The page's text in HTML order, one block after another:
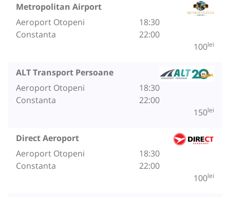
Metropolitan Airport
Aeroport Otopeni
Constanta
18:30
22:00
100lei
ALT Transport Persoane
Aeroport Otopeni
Constanta
18:30
22:00
150lei
Direct Aeroport
Aeroport Otopeni
Constanta
18:30
22:00
100lei